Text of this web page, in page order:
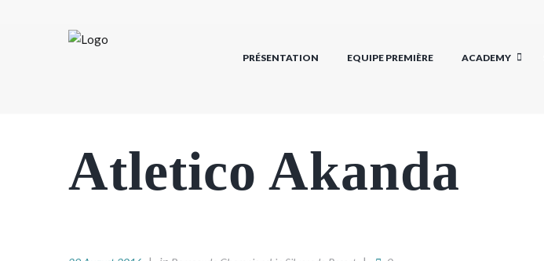
PRÉSENTATION EQUIPE PREMIÈRE ACADEMY
Atletico Akanda